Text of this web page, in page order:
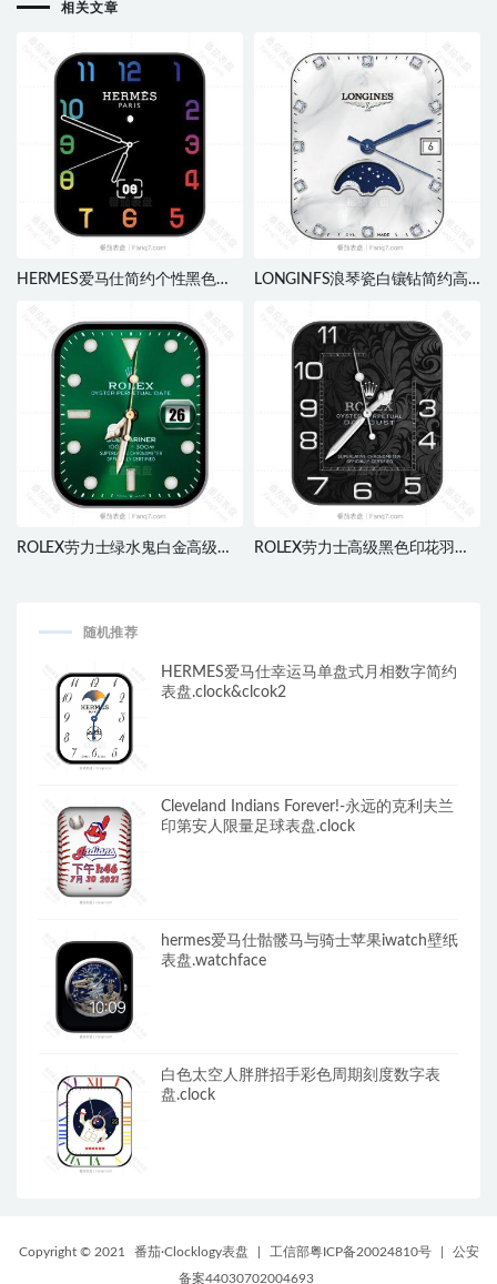
相关文章
HERMES爱马仕简约个性黑色七
LONGINFS浪琴瓷白镶钻简约高
ROLEX劳力士绿水鬼白金高级贵
ROLEX劳力士高级黑色印花羽毛
随机推荐
HERMES爱马仕幸运马单盘式月相数字简约
表盘.clock&clcok2
Cleveland Indians Forever!-永远的克利夫兰
印第安人限量足球表盘.clock
hermes爱马仕骷髅马与骑士苹果iwatch壁纸
表盘.watchface
白色太空人胖胖招手彩色周期刻度数字表
盘.clock
Copyright © 2021 番茄·Clocklogy表盘 工信部粤ICP备20024810号
公安
备案44030702004693